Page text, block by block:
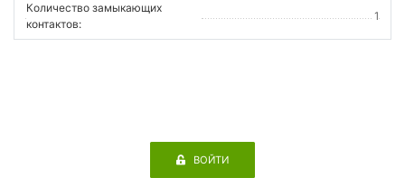
Количество замыкающих
контактов:
1
ВОЙТИ